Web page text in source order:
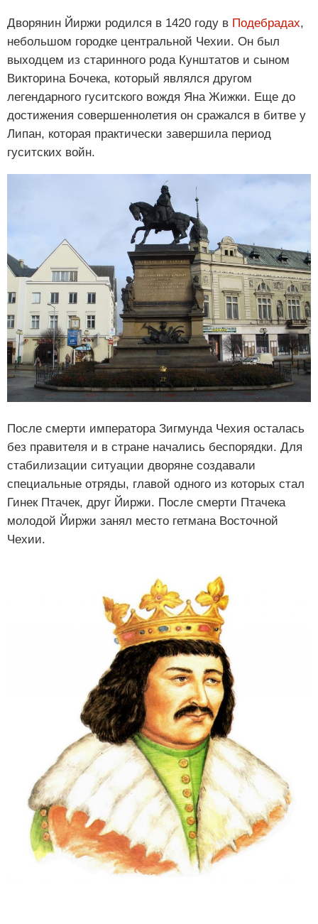
Дворянин Йиржи родился в 1420 году в Подебрадах,
небольшом городке центральной Чехии. Он был
выходцем из старинного рода Кунштатов и сыном
Викторина Бочека, который являлся другом
легендарного гуситского вождя Яна Жижки. Еще до
достижения совершеннолетия он сражался в битве у
Липан, которая практически завершила период
гуситских войн.
После смерти императора Зигмунда Чехия осталась
без правителя и в стране начались беспорядки. Для
стабилизации ситуации дворяне создавали
специальные отряды, главой одного из которых стал
Гинек Птачек, друг Йиржи. После смерти Птачека
молодой Йиржи занял место гетмана Восточной
Чехии.